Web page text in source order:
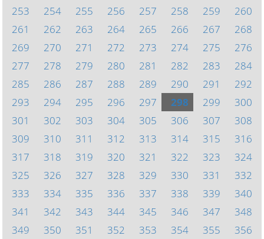
253
254 255 256 257 258 259
260
261
262 263 264 265 266 267
268
269
270 271 272 273 274 275
276
277
278 279 280 281 282 283
284
285
286 287 288 289 290 291
292
293
294 295 296 297 298 299
300
301
302 303 304 305 306 307
308
309
310 311 312 313 314 315
316
317
318 319 320 321 322 323
324
325
326 327 328 329 330 331
332
333
334 335 336 337 338 339
340
341
342 343 344 345 346 347
348
349
350 351 352 353 354 355 356